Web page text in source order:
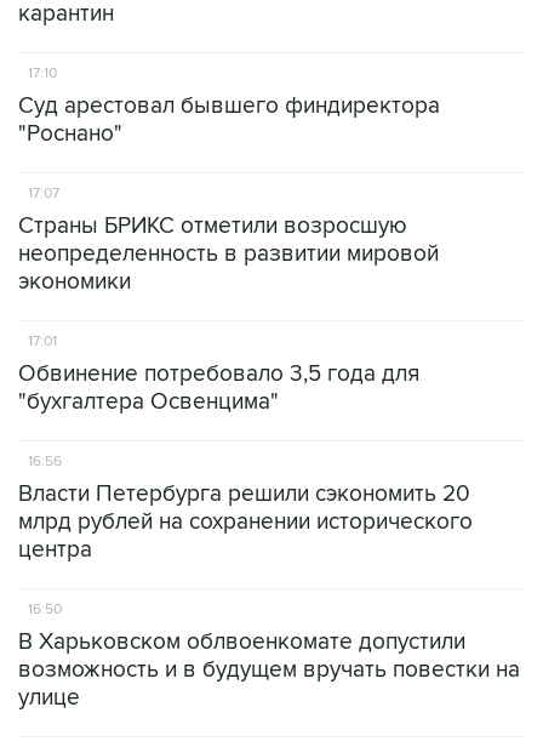
карантин
17:10
Суд арестовал бывшего финдиректора
"Роснано"
17:07
Страны БРИКС отметили возросшую
неопределенность в развитии мировой
экономики
17:01
Обвинение потребовало 3,5 года для
"бухгалтера Освенцима"
16:56
Власти Петербурга решили сэкономить 20
млрд рублей на сохранении исторического
центра
16:50
В Харьковском облвоенкомате допустили
возможность и в будущем вручать повестки на
улице